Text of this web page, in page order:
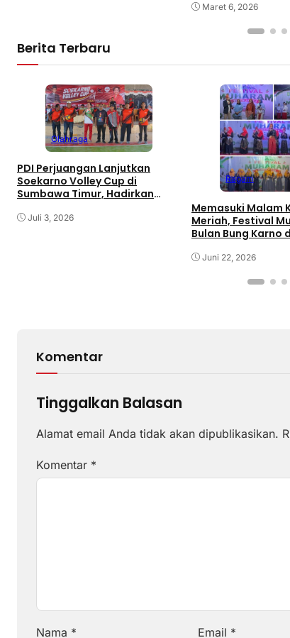
Perekonomian
Maret 6, 2026
Berita Terbaru
Olahraga
PDI Perjuangan Lanjutkan
Soekarno Volley Cup di
Sumbawa Timur, Hadirkan
Rakyat
Juli 3, 2026
Ragam
Memasuki Malam
Meriah, Festival
Bulan Bung Karno
Kebudayaan
Juni 22, 2026
Komentar
Tinggalkan Balasan
Alamat email Anda tidak akan dipublikasikan.
Komentar *
Nama * Email *